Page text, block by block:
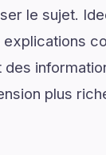
le sujet.
plus